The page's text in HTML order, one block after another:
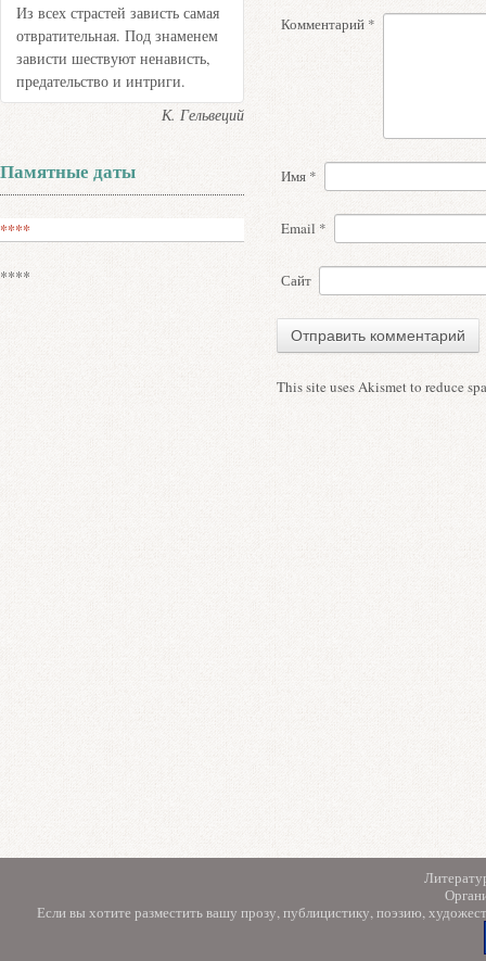
Комментарий *
Имя *
Email *
Сайт
This site uses Akismet to reduce
Из всех страстей зависть самая
отвратительная. Под знаменем
зависти шествуют ненависть,
предательство и интриги.
К. Гельвеций
Памятные даты
****
****
Если вы хотите разместить вашу прозу, публицистику, поэзию,